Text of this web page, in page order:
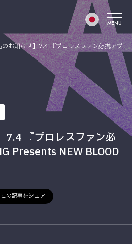
MENU
のお知らせ】7.4 『プロレスファン必携アプ
7.4 『プロレスファン必
Presents NEW BLOOD
この記事をシェア